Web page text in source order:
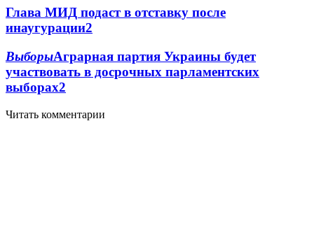
Глава МИД подаст в отставку после
инаугурации2
ВыборыАграрная партия Украины будет
участвовать в досрочных парламентских
выборах2
Читать комментарии